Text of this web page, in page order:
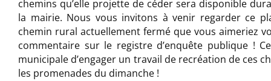
chemins qu’elle projette de céder sera disponible
la mairie. Nous vous invitons à venir regarder ce
chemin rural actuellement fermé que vous aimeriez
commentaire sur le registre d’enquête publique !
municipale d’engager un travail de recréation de ces
les promenades du dimanche !